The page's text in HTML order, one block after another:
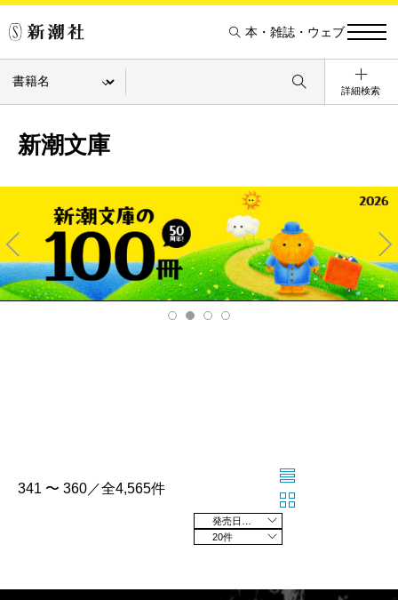
本・雑誌・ウェブ
詳細検索
新潮文庫
Pre
v
Ne
xt
341 〜 360／全4,565件
20件